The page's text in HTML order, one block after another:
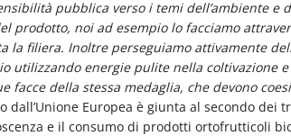
pubblica verso i temi dell’ambiente e
prodotto, noi ad esempio lo facciamo
la filiera. Inoltre perseguiamo attivamente
utilizzando energie pulite nella coltivazione
facce della stessa medaglia, che devono
dall’Unione Europea è giunta al secondo dei
e il consumo di prodotti ortofrutticoli